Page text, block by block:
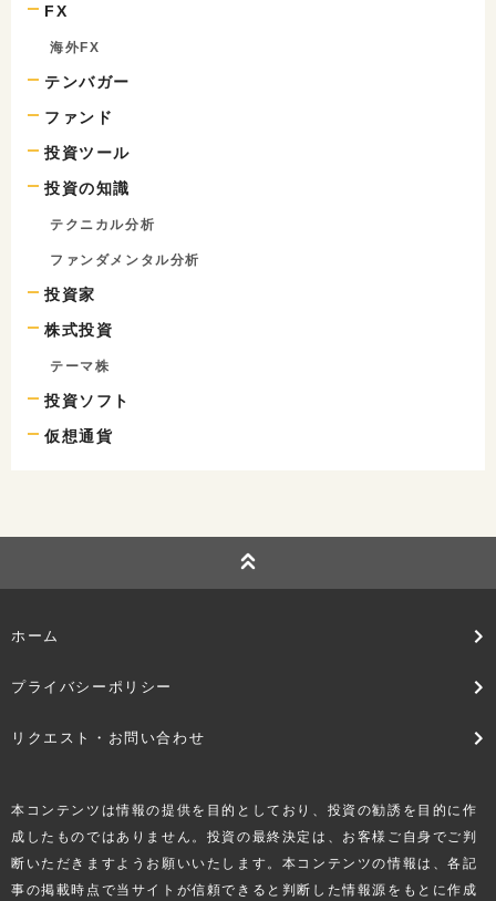
FX
海外FX
テンバガー
ファンド
投資ツール
投資の知識
テクニカル分析
ファンダメンタル分析
投資家
株式投資
テーマ株
投資ソフト
仮想通貨
ホーム
プライバシーポリシー
リクエスト・お問い合わせ
本コンテンツは情報の提供を目的としており、投資の勧誘を目的に作
成したものではありません。投資の最終決定は、お客様ご自身でご判
断いただきますようお願いいたします。本コンテンツの情報は、各記
事の掲載時点で当サイトが信頼できると判断した情報源をもとに作成